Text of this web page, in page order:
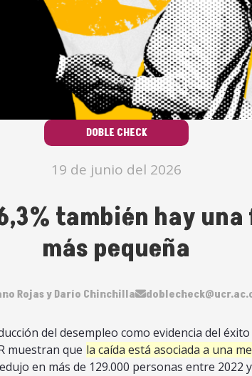
DOBLE CHECK
19 de junio del 2026
también hay
más pequeña
Rojas y Darío Chinchilla
del desempleo como evidencia del
muestran que la caída está asociada a una
en más de 129.000 personas entre 2022